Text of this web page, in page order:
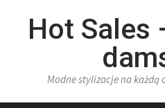
Hot Sales
Modne stylizacje na każdą